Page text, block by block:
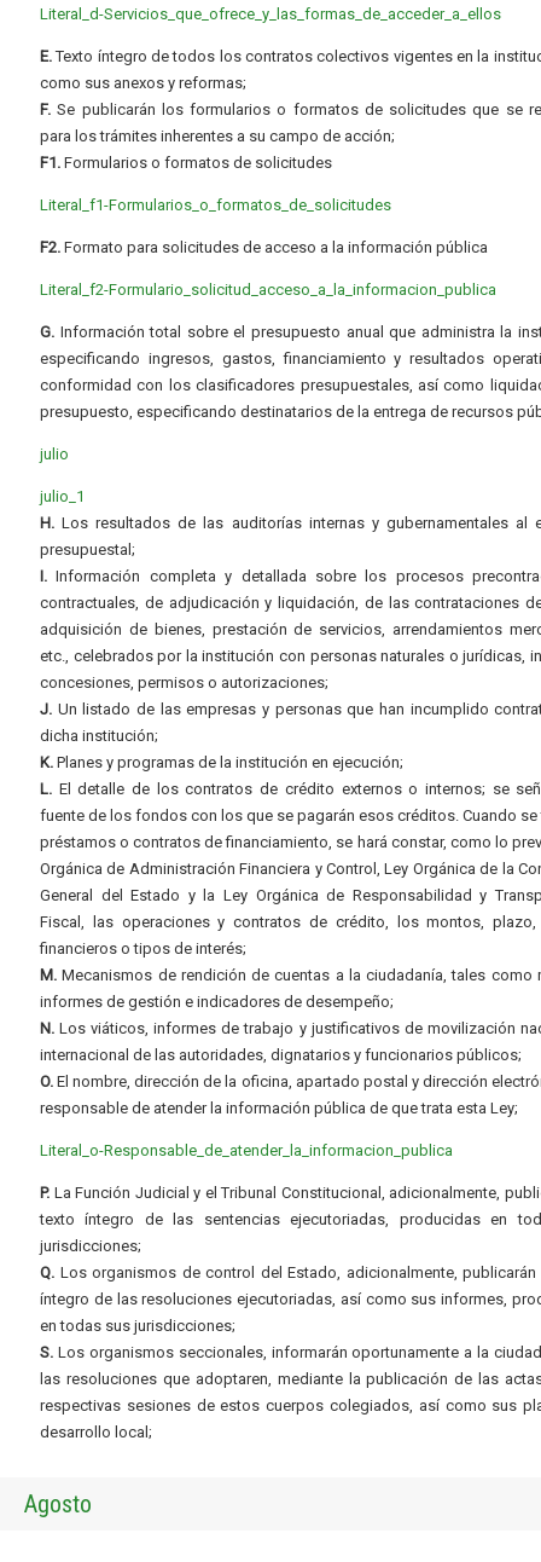
Literal_d-Servicios_que_ofrece_y_las_formas_de_acceder_a_ellos
E.Texto íntegro de todos los contratos colectivos vigentes en la
como sus anexos y reformas;
F. Se publicarán los formularios o formatos de solicitudes que se
para los trámites inherentes a su campo de acción;
F1. Formularios o formatos de solicitudes
Literal_f1-Formularios_o_formatos_de_solicitudes
F2. Formato para solicitudes de acceso a la información pública
Literal_f2-Formulario_solicitud_acceso_a_la_informacion_publica
G. Información total sobre el presupuesto anual que administra la
especificando ingresos, gastos, financiamiento y resultados
conformidad con los clasificadores presupuestales, así como
presupuesto, especificando destinatarios de la entrega de recursos
julio
julio_1
H. Los resultados de las auditorías internas y gubernamentales al
presupuestal;
I. Información completa y detallada sobre los procesos
contractuales, de adjudicación y liquidación, de las contrataciones
adquisición de bienes, prestación de servicios, arrendamientos
etc., celebrados por la institución con personas naturales o jurídicas,
concesiones, permisos o autorizaciones;
J. Un listado de las empresas y personas que han incumplido
dicha institución;
K. Planes y programas de la institución en ejecución;
L. El detalle de los contratos de crédito externos o internos; se
fuente de los fondos con los que se pagarán esos créditos. Cuando se
préstamos o contratos de financiamiento, se hará constar, como lo
Orgánica de Administración Financiera y Control, Ley Orgánica de la
General del Estado y la Ley Orgánica de Responsabilidad y
Fiscal, las operaciones y contratos de crédito, los montos,
financieros o tipos de interés;
M. Mecanismos de rendición de cuentas a la ciudadanía, tales como
informes de gestión e indicadores de desempeño;
N. Los viáticos, informes de trabajo y justificativos de movilización
internacional de las autoridades, dignatarios y funcionarios públicos;
O. El nombre, dirección de la oficina, apartado postal y dirección
responsable de atender la información pública de que trata esta Ley;
Literal_o-Responsable_de_atender_la_informacion_publica
P. La Función Judicial y el Tribunal Constitucional, adicionalmente,
texto íntegro de las sentencias ejecutoriadas, producidas en
jurisdicciones;
Q. Los organismos de control del Estado, adicionalmente, publicarán
íntegro de las resoluciones ejecutoriadas, así como sus informes,
en todas sus jurisdicciones;
S. Los organismos seccionales, informarán oportunamente a la
las resoluciones que adoptaren, mediante la publicación de las
respectivas sesiones de estos cuerpos colegiados, así como sus
desarrollo local;
Agosto